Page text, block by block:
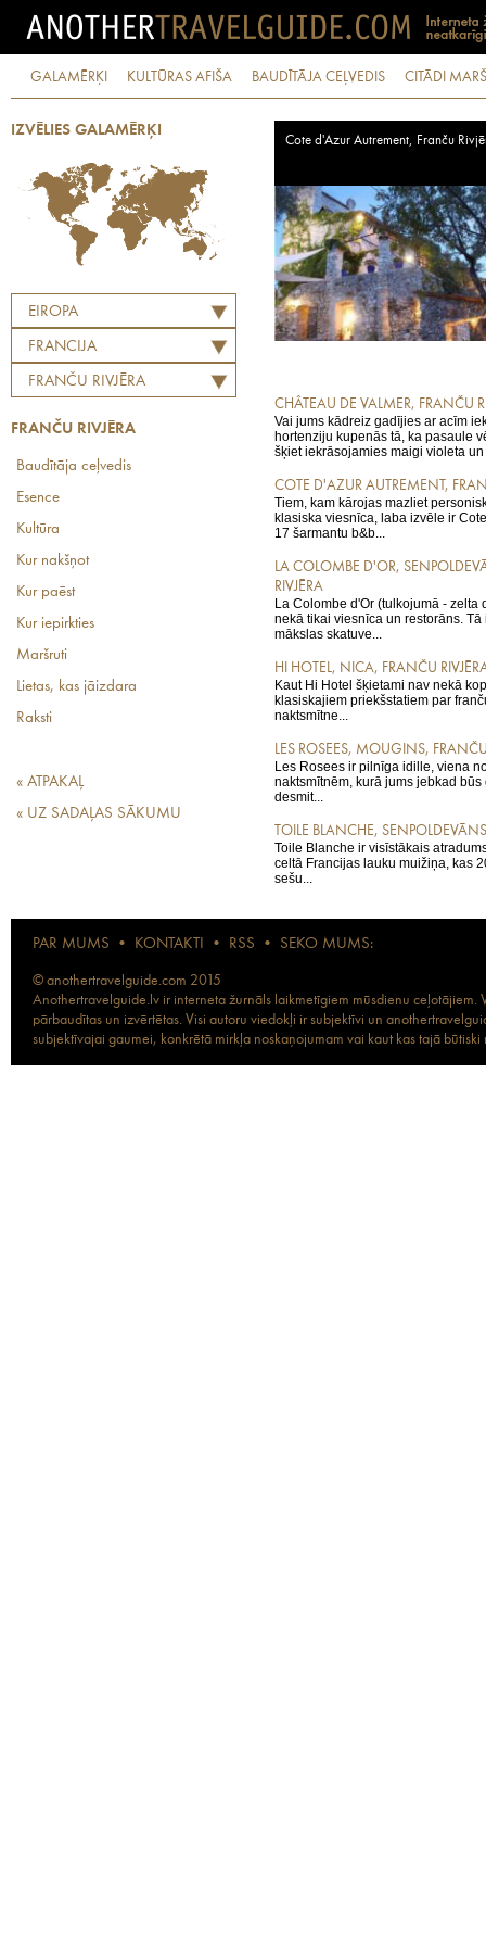
GALAMĒRĶI KULTŪRAS AFIŠA BAUDĪTĀJA CEĻVEDIS CITĀDI
IZVĒLIES GALAMĒRĶI
EIROPA
FRANCIJA
FRANČU RIVJĒRA
FRANČU RIVJĒRA
Baudītāja ceļvedis
Esence
Kultūra
Kur nakšņot
Kur paēst
Kur iepirkties
Maršruti
Lietas, kas jāizdara
Raksti
« ATPAKAĻ
« UZ SADAĻAS SĀKUMU
Cote d'Azur Autrement, Franču
CHÂTEAU DE VALMER, FRANČU
Vai jums kādreiz gadījies ar acīm
hortenziju kupenās tā, ka pasaule
šķiet iekrāsojamies maigi violeta un
COTE D'AZUR AUTREMENT,
Tiem, kam kārojas mazliet
klasiska viesnīca, laba izvēle ir
17 šarmantu b&b...
LA COLOMBE D'OR,
RIVJĒRA
La Colombe d'Or (tulkojumā - zelta
nekā tikai viesnīca un restorāns.
mākslas skatuve...
HI HOTEL, NICA, FRANČU
Kaut Hi Hotel šķietami nav nekā
klasiskajiem priekšstatiem par
naktsmītne...
LES ROSEES, MOUGINS,
Les Rosees ir pilnīga idille, viena
naktsmītnēm, kurā jums jebkad
desmit...
TOILE BLANCHE,
Toile Blanche ir visīstākais
celtā Francijas lauku muižiņa, kas
sešu...
PAR MUMS • KONTAKTI • RSS • SEKO MUMS:
© anothertravelguide.com 2015
Anothertravelguide.lv ir interneta žurnāls laikmetīgiem mūsdienu
pārbaudītas un izvērtētas. Visi autoru viedokļi ir subjektīvi un
subjektīvajai gaumei, konkrētā mirkļa noskaņojumam vai kaut kas tajā